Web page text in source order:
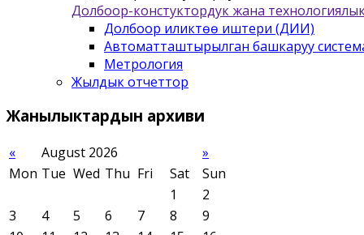
Долбоор-констуктордук жана
Долбоор иликтѳѳ иштери (ДИИ)
Автоматташтырылган башкаруу
Метрология
Жылдык отчеттор
Жанылыктардын архиви
« August 2026
»
Mon Tue Wed Thu Fri Sat
Sun
1
2
3
4 5 6 7 8
9